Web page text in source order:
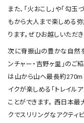
また、「火おこし」や「勾玉
もから大人まで楽しめる
ります。ぜひお越しいただ
次に脊振山の豊かな自然を
ンチャー・吉野ヶ里」のご
は山から山へ最長約270m
イクが楽しめる「トレイル
ことができます。 西日本最
クでスリリングなアクティ